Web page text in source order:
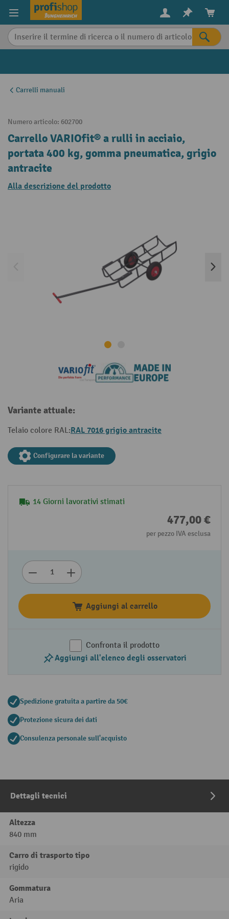
content
Carrelli manuali
Numero articolo: 602700
Carrello VARIOfit® a rulli in acciaio,
portata 400 kg, gomma pneumatica, grigio
antracite
Alla descrizione del prodotto
Variante attuale:
Telaio colore RAL:RAL 7016 grigio antracite
Configurare la variante
14 Giorni lavorativi stimati
477,00 €
per pezzo IVA esclusa
Aggiungi al carrello
Confronta il prodotto
Aggiungi all'elenco degli osservatori
Spedizione gratuita a partire da 50€
Protezione sicura dei dati
Consulenza personale sull'acquisto
Dettagli tecnici
Altezza
840 mm
Carro di trasporto tipo
rigido
Gommatura
Aria